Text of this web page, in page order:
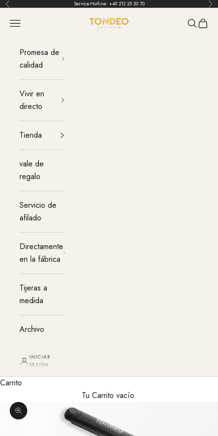
Ir al contenido
Atrás Service-Hotline: +49 212 25 20 70
TONDEO
Menú Buscar
Promesa de
calidad
Vivir en
directo
Tienda
vale de
regalo
Servicio de
afilado
Directamente
en la fábrica
Tijeras a
medida
Archivo
INICIAR
SESIÓN
Carrito
Tu Carrito vacío.
Agrandar imagen